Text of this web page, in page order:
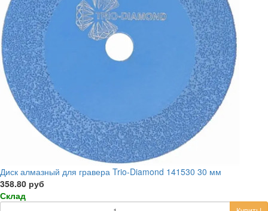
Диск алмазный для гравера Trio-Diamond 141530 30 мм
358.80 руб
Склад